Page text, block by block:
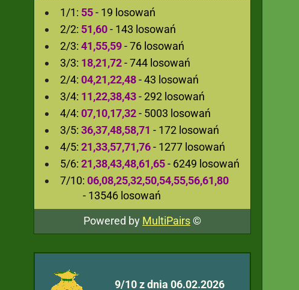
1/1: 55- 19 losowań
2/2: 51,60- 143 losowań
2/3: 41,55,59- 76 losowań
3/3: 18,21,72- 744 losowań
2/4: 04,21,22,48- 43 losowań
3/4: 11,22,38,43- 292 losowań
4/4: 07,10,17,32- 5003 losowań
3/5: 36,37,48,58,71 - 172 losowań
4/5: 21,33,57,71,76- 1277 losowań
5/6: 21,38,43,48,61,65- 6249 losowań
7/10: 06,08,25,32,50,54,55,56,61,80
- 13546 losowań
Powered by MultiPairs©
9/10 z dnia 06.02.2026